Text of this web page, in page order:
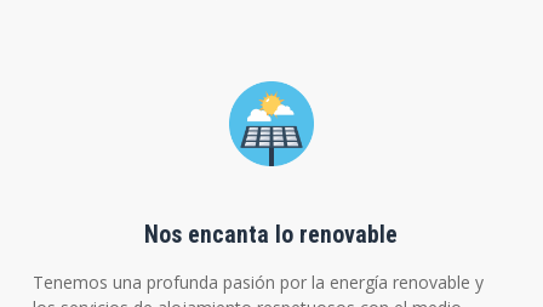
Nos encanta lo renovable
Tenemos una profunda pasión por la energía renovable y